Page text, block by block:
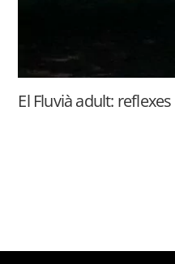
El Fluvià adult: